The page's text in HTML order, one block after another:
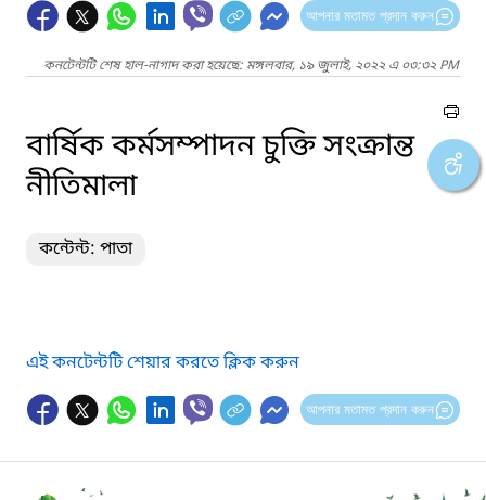
আপনার মতামত প্রদান করুন
কনটেন্টটি শেষ হাল-নাগাদ করা হয়েছে: মঙ্গলবার, ১৯ জুলাই, ২০২২ এ ০৩:৩২ PM
বার্ষিক কর্মসম্পাদন চুক্তি সংক্রান্ত
নীতিমালা
কন্টেন্ট: পাতা
এই কনটেন্টটি শেয়ার করতে ক্লিক করুন
আপনার মতামত প্রদান করুন